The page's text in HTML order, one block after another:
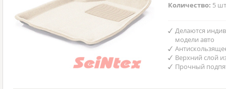
Количество: 5
Делаются
модели авто
Верхний слой
Прочный